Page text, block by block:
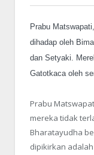
Prabu
dihadap oleh
dan Setyaki.
Gatotkaca oleh
Prabu
mereka tidak
Bharatayudha
dipikirkan